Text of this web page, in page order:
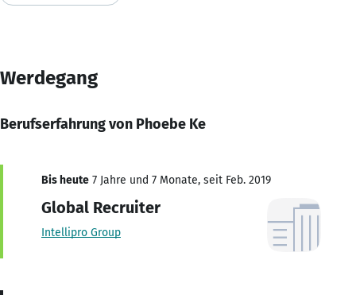
Werdegang
Berufserfahrung von Phoebe Ke
Bis heute 7 Jahre und 7 Monate, seit Feb. 2019
Global Recruiter
Intellipro Group